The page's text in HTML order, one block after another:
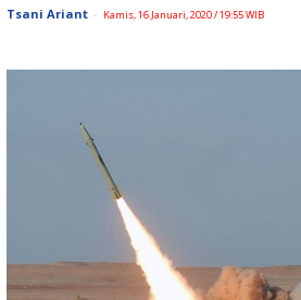
Tsani Ariant - Kamis, 16 Januari, 2020 / 19:55 WIB